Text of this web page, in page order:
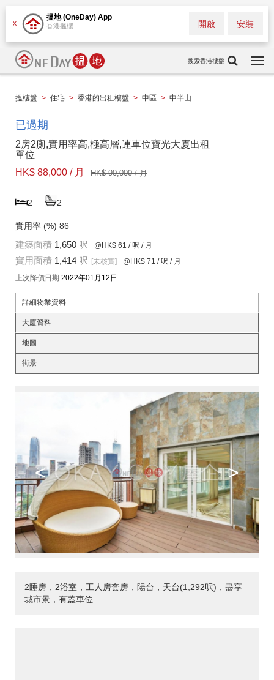
X
搵地 (OneDay) App
香港搵樓 安裝
開啟
搜索香港樓盤
搵樓盤 > 住宅 > 香港的出租樓盤 > 中區 > 中半山
已過期
2房2廁,實用率高,極高層,連車位寶光大廈出租
單位
HK$ 88,000 / 月
HK$ 90,000 / 月
2 2
實用率 (%) 86
建築面積 1,650 呎 @HK$ 61 / 呎 / 月
實用面積 1,414 呎 [未核實] @HK$ 71 / 呎 / 月
上次降價日期 2022年01月12日
詳細物業資料
大廈資料
地圖
街景
< >
2睡房，2浴室，工人房套房，陽台，天台(1,292呎)，盡享
城市景，有蓋車位